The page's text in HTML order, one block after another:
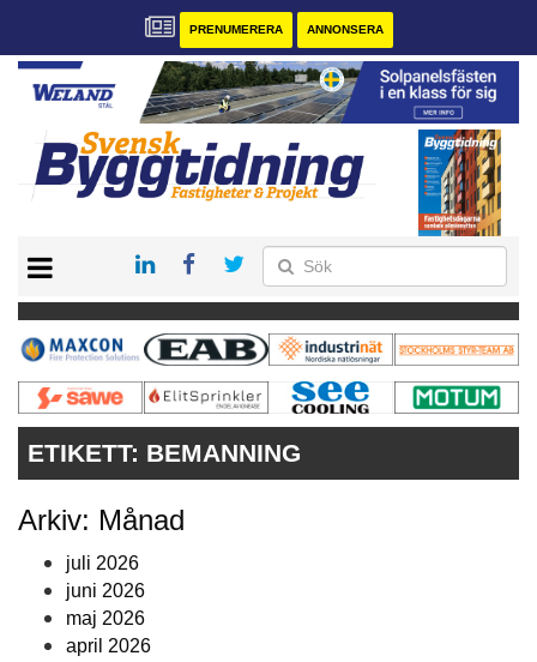
PRENUMERERA ANNONSERA
PRENUMERERA
VÅRA ANDRA MAGASIN
ANNONSERA
KONTAKT
ETIKETT: BEMANNING
Arkiv: Månad
juli 2026
juni 2026
maj 2026
april 2026